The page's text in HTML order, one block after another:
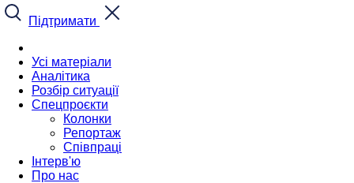
Підтримати
Усі матеріали
Аналітика
Розбір ситуації
Спецпроєкти
Колонки
Репортаж
Співпраці
Інтерв'ю
Про нас